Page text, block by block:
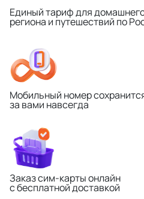
Единый тариф для
региона и путешествий по
Мобильный номер
за вами навсегда
Заказ сим-карты онлайн
с бесплатной доставкой